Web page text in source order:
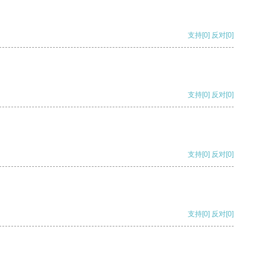
支持[0] 反对[0]
支持[0] 反对[0]
支持[0] 反对[0]
支持[0] 反对[0]